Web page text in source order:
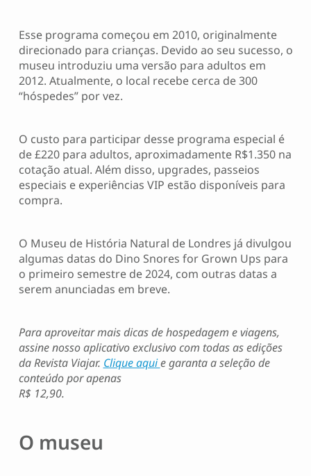
Esse programa começou em 2010, originalmente
direcionado para crianças. Devido ao seu sucesso, o
museu introduziu uma versão para adultos em
2012. Atualmente, o local recebe cerca de 300
“hóspedes” por vez.
O custo para participar desse programa especial é
de £220 para adultos, aproximadamente R$1.350 na
cotação atual. Além disso, upgrades, passeios
especiais e experiências VIP estão disponíveis para
compra.
O Museu de História Natural de Londres já divulgou
algumas datas do Dino Snores for Grown Ups para
o primeiro semestre de 2024, com outras datas a
serem anunciadas em breve.
Para aproveitar mais dicas de hospedagem e viagens,
assine nosso aplicativo exclusivo com todas as edições
da Revista Viajar. Clique aquie garanta a seleção de
conteúdo por apenas
R$ 12,90.
O museu